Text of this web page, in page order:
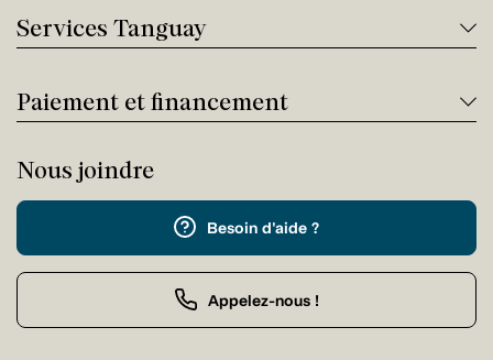
Services Tanguay
Paiement et financement
Nous joindre
Besoin d'aide ?
Appelez-nous !